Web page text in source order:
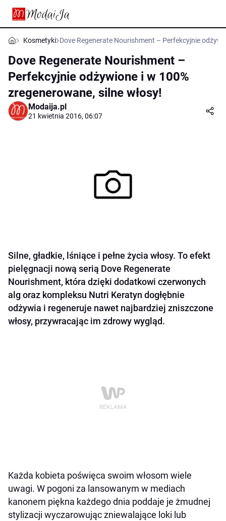
Kosmetyki Dove Regenerate Nourishment – Perfekcyjnie
Dove Regenerate Nourishment –
Perfekcyjnie odżywione i w 100%
zregenerowane, silne włosy!
Modaija.pl
21 kwietnia 2016, 06:07
Silne, gładkie, lśniące i pełne życia włosy. To efekt
pielęgnacji nową serią Dove Regenerate
Nourishment, która dzięki dodatkowi czerwonych
alg oraz kompleksu Nutri Keratyn dogłębnie
odżywia i regeneruje nawet najbardziej zniszczone
włosy, przywracając im zdrowy wygląd.
Każda kobieta poświęca swoim włosom wiele
uwagi. W pogoni za lansowanym w mediach
kanonem piękna każdego dnia poddaje je żmudnej
stylizacji wyczarowując zniewalające loki lub